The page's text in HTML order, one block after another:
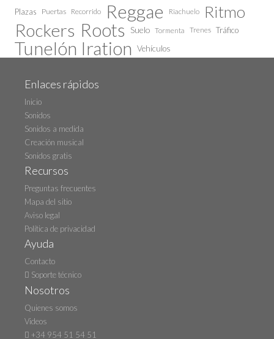
Plazas Puertas Recorrido Reggae Riachuelo Ritmo
Rockers Roots Suelo Tormenta Trenes Tráfico
Tunelón Iration Vehículos
Enlaces rápidos
Inicio
Sonidos
Sonidos a medida
Creación musical
Sonidos gratis
Recursos
Preguntas frecuentes
Mapa del sitio
Aviso legal
Política de privacidad
Ayuda
Contacto
Soporte técnico
Nosotros
Quienes somos
Videos
+34 954 51 54 51